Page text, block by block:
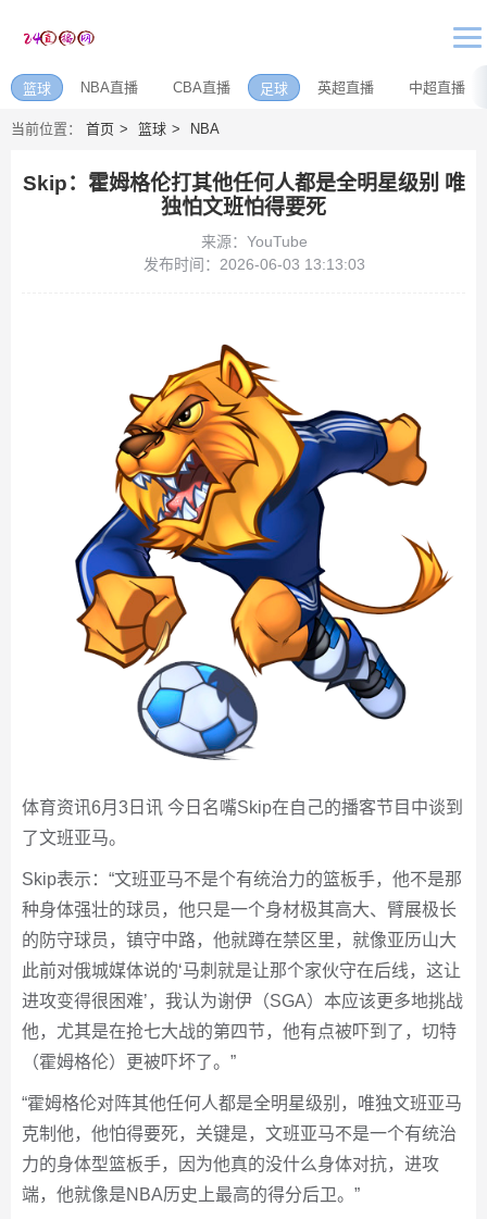
篮球 NBA直播 CBA直播 足球 英超直播 中超直播
当前位置： 首页 篮球 NBA
Skip：霍姆格伦打其他任何人都是全明星级别 唯
独怕文班怕得要死
来源：YouTube
发布时间：2026-06-03 13:13:03
体育资讯6月3日讯 今日名嘴Skip在自己的播客节目中谈到
了文班亚马。
Skip表示：“文班亚马不是个有统治力的篮板手，他不是那
种身体强壮的球员，他只是一个身材极其高大、臂展极长
的防守球员，镇守中路，他就蹲在禁区里，就像亚历山大
此前对俄城媒体说的‘马刺就是让那个家伙守在后线，这让
进攻变得很困难’，我认为谢伊（SGA）本应该更多地挑战
他，尤其是在抢七大战的第四节，他有点被吓到了，切特
（霍姆格伦）更被吓坏了。”
“霍姆格伦对阵其他任何人都是全明星级别，唯独文班亚马
克制他，他怕得要死，关键是，文班亚马不是一个有统治
力的身体型篮板手，因为他真的没什么身体对抗，进攻
端，他就像是NBA历史上最高的得分后卫。”